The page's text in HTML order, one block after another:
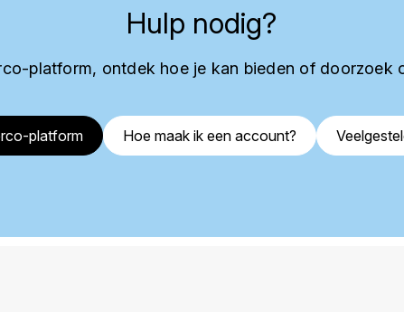
Hulp nodig?
platform, ontdek hoe je kan bieden of doorzoek
platform Hoe maak ik een account?